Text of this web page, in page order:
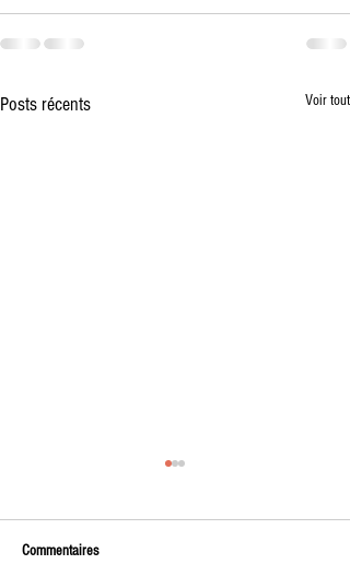
Posts récents Voir tout
🌱 Vente à la ferme – Vendredi soir
Commentaires